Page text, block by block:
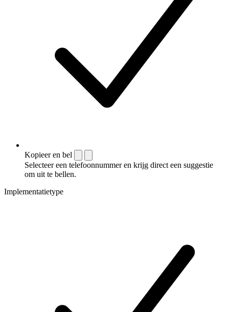
Kopieer en bel
Selecteer een telefoonnummer en krijg direct een suggestie
om uit te bellen.
Implementatietype